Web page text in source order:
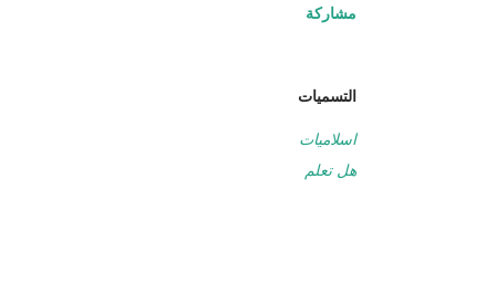
مشاركة
التسميات
اسلاميات
هل تعلم